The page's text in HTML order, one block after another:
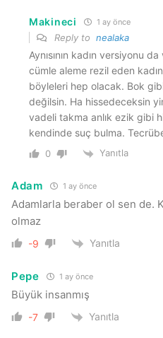
Makineci 1 ay önce
Reply to nealaka
Aynısının kadın versiyonu
cümle aleme rezil eden
böyleleri hep olacak. Bok
değilsin. Ha hissedeceksin
vadeli takma anlık ezik gibi
kendinde suç bulma.
0 Yanıtla
Adam 1 ay önce
Adamlarla beraber ol sen de.
olmaz
-9 Yanıtla
Pepe 1 ay önce
Büyük insanmış
-7 Yanıtla